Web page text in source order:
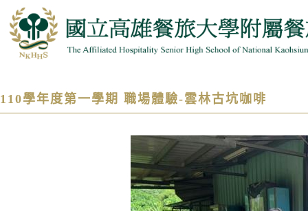
110學年度第一學期 職場體驗-雲林古坑咖啡